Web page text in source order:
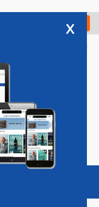
Check in
Vacatures
x